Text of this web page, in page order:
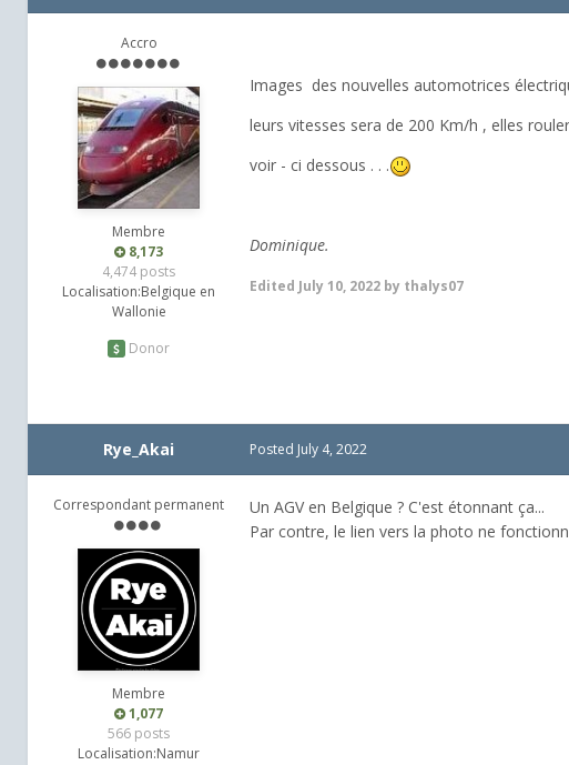
Accro
Membre
8,173
4,474 posts
Localisation:Belgique en
Wallonie
Donor
Images des nouvelles automotrices
leurs vitesses sera de 200 Km/h , elles
voir - ci dessous . . .
Dominique.
Edited July 10, 2022 by thalys07
Rye_Akai
Correspondant permanent
Membre
1,077
566 posts
Localisation:Namur
Posted July 4, 2022
Un AGV en Belgique ? C'est étonnant ça...
Par contre, le lien vers la photo ne